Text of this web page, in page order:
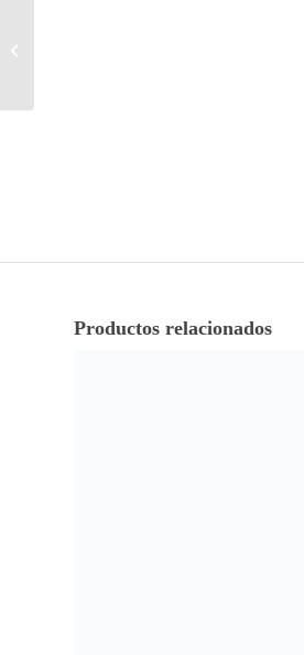
Productos relacionados